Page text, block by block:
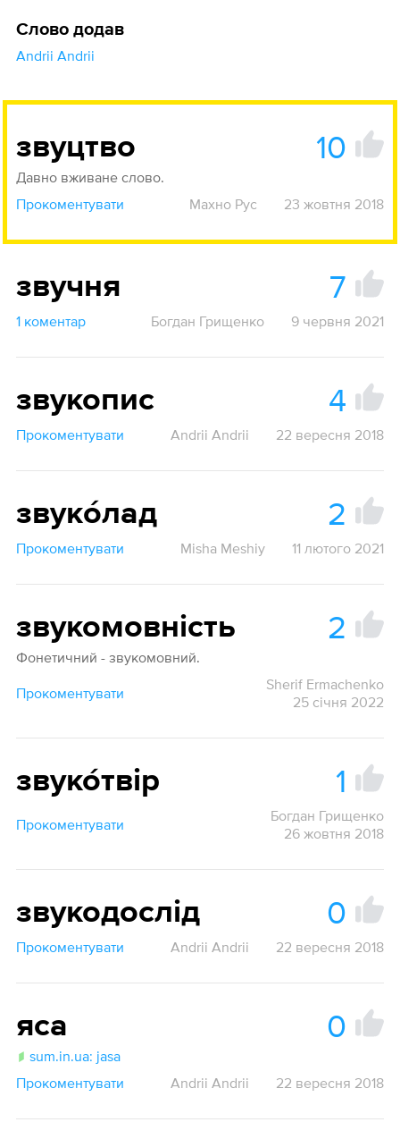
Слово додав
Andrii Andrii
звуцтво 10
Давно вживане слово.
Прокоментувати
Махно Рус 23 жовтня 2018
звучня 7
1 коментар Богдан Грищенко 9 червня 2021
звукопис 4
Прокоментувати Andrii Andrii 22 вересня 2018
звукóлад 2
Прокоментувати Misha Meshiy 11 лютого 2021
звукомовність 2
Фонетичний - звукомовний.
Прокоментувати
Sherif Ermachenko
25 січня 2022
звуко́твір 1
Прокоментувати
Богдан Грищенко
26 жовтня 2018
звукодослід 0
Прокоментувати Andrii Andrii 22 вересня 2018
яса 0
sum.in.ua: jasa
Прокоментувати
Andrii Andrii 22 вересня 2018